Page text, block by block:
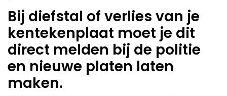
Bij diefstal of verlies van je
kentekenplaat moet je dit
direct melden bij de politie
en nieuwe platen laten
maken.